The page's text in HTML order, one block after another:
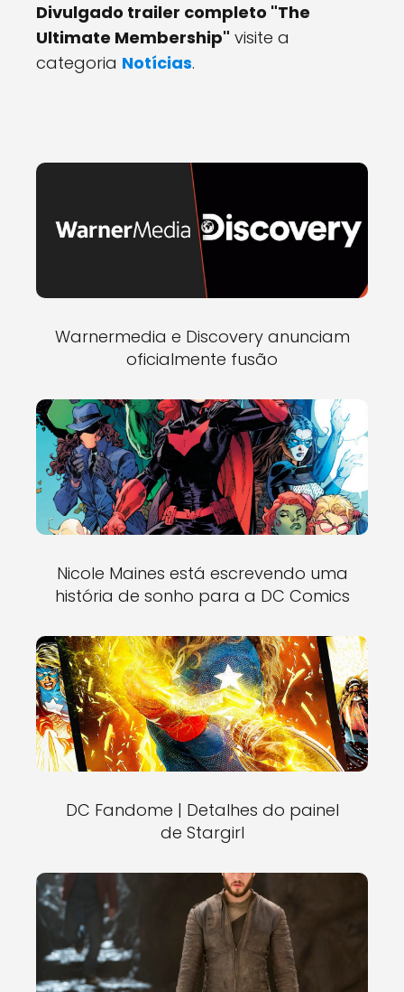
Divulgado trailer completo "The
Ultimate Membership" visite a
categoria Notícias.
Warnermedia e Discovery anunciam
oficialmente fusão
Nicole Maines está escrevendo uma
história de sonho para a DC Comics
DC Fandome | Detalhes do painel
de Stargirl